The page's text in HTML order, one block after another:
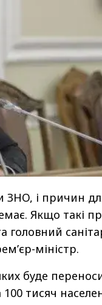
ЗНО, і причин
Якщо такі
головний
міністр.
буде
тисяч